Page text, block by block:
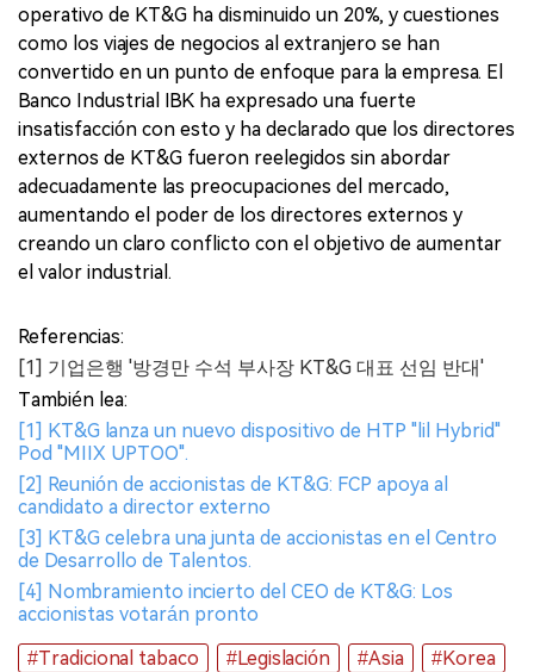
operativo de KT&G ha disminuido un 20%, y cuestiones
como los viajes de negocios al extranjero se han
convertido en un punto de enfoque para la empresa. El
Banco Industrial IBK ha expresado una fuerte
insatisfacción con esto y ha declarado que los directores
externos de KT&G fueron reelegidos sin abordar
adecuadamente las preocupaciones del mercado,
aumentando el poder de los directores externos y
creando un claro conflicto con el objetivo de aumentar
el valor industrial.
Referencias:
[1] 기업은행 '방경만 수석 부사장 KT&G 대표 선임 반대'
También lea:
[1] KT&G lanza un nuevo dispositivo de HTP "lil Hybrid"
Pod "MIIX UPTOO".
[2] Reunión de accionistas de KT&G: FCP apoya al
candidato a director externo
[3] KT&G celebra una junta de accionistas en el Centro
de Desarrollo de Talentos.
[4] Nombramiento incierto del CEO de KT&G: Los
accionistas votarán pronto
#Tradicional tabaco
#Legislación #Asia #Korea